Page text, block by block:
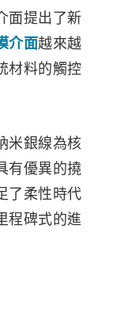
面提出了新
介面越來越
材料的觸控
米銀線為核
有優異的撓
了柔性時代
程碑式的進